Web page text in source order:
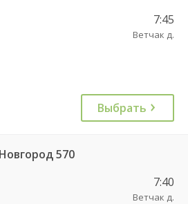
7:45
Ветчак д.
Выбрать
570
7:40
Ветчак д.